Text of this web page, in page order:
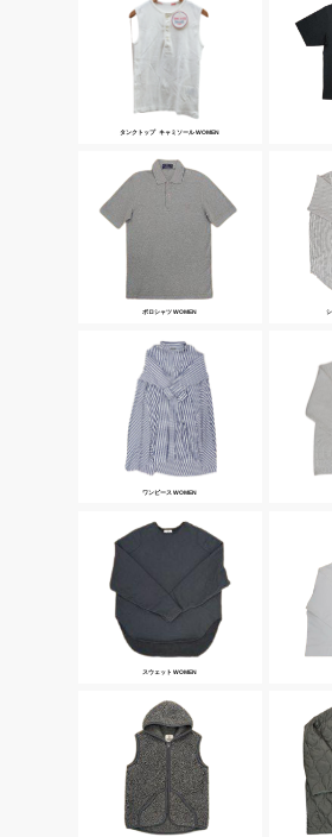
タンクトップ･キャミソール WOMEN
ポロシャツ WOMEN
ワンピース WOMEN
スウェット WOMEN